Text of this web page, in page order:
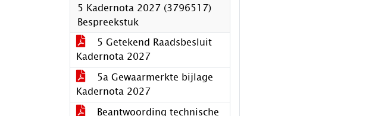
5 Kadernota 2027 (3796517)
Bespreekstuk
5 Getekend Raadsbesluit
Kadernota 2027
5a Gewaarmerkte bijlage
Kadernota 2027
Beantwoording technische